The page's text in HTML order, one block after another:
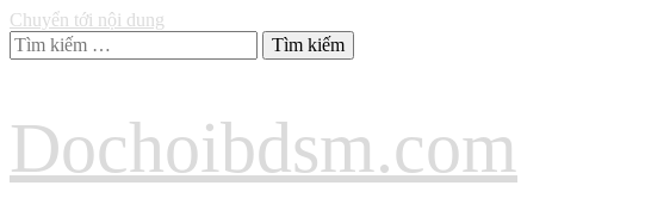
Chuyển tới nội dung
Tìm
kiếm
Dochoibdsm.com